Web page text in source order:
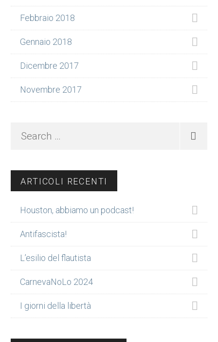
Febbraio 2018
Gennaio 2018
Dicembre 2017
Novembre 2017
ARTICOLI RECENTI
Houston, abbiamo un podcast!
Antifascista!
L’esilio del flautista
CarnevaNoLo 2024
I giorni della libertà